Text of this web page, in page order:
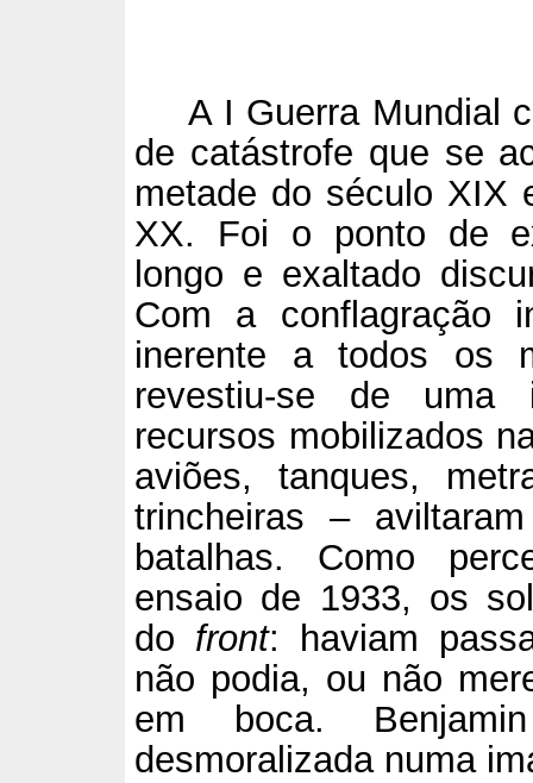
A I Guerra Mundial
de catástrofe que se
metade do século XIX
XX. Foi o ponto de
longo e exaltado
Com a conflagração
inerente a todos os
revestiu-se de uma
recursos mobilizados
aviões, tanques,
trincheiras –
batalhas. Como
ensaio de 1933, os
do front: haviam
não podia, ou não
em boca.
desmoralizada numa